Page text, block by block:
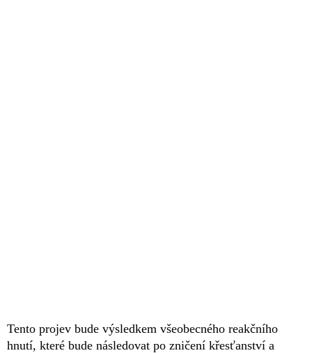
Tento projev bude výsledkem všeobecného reakčního
hnutí, které bude následovat po zničení křesťanství a